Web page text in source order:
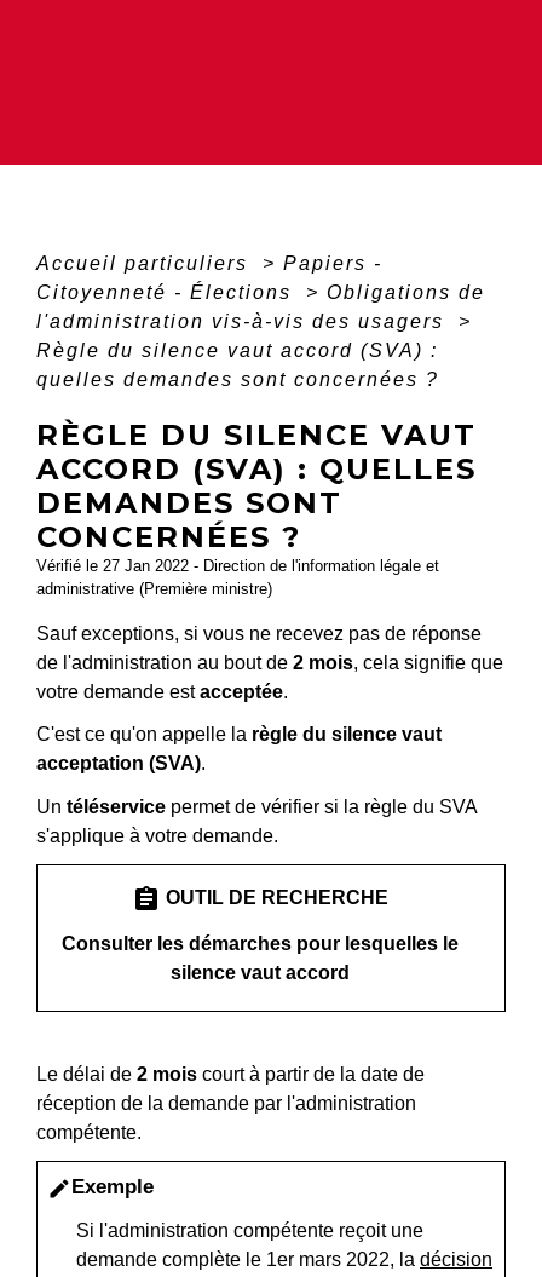
Accueil particuliers > Papiers -
Citoyenneté - Élections
> Obligations de
l'administration vis-à-vis des usagers
>
Règle du silence vaut accord (SVA) :
quelles demandes sont concernées ?
RÈGLE DU SILENCE VAUT
ACCORD (SVA) : QUELLES
DEMANDES SONT
CONCERNÉES ?
Vérifié le 27 Jan 2022 - Direction de l'information légale et
administrative (Première ministre)
Sauf exceptions, si vous ne recevez pas de réponse
de l'administration au bout de 2 mois, cela signifie que
votre demande estacceptée.
C'est ce qu'on appelle la règle du silence vaut
acceptation (SVA).
Un téléservice permet de vérifier si la règle du SVA
s'applique à votre demande.
assignment OUTIL DE RECHERCHE
Consulter les démarches pour lesquelles le
silence vaut accord
Le délai de 2 mois court à partir de la date de
réception de la demande par l'administration
compétente.
edit Exemple
Si l'administration compétente reçoit une
demande complète le 1er mars 2022, la décision